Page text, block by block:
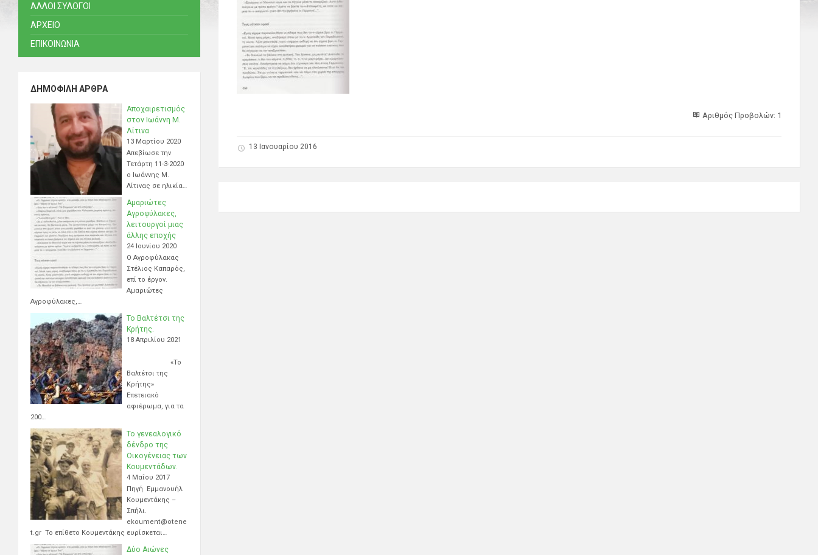
Αριθμός Προβολών: 1
13 Ιανουαρίου 2016
ΑΛΛΟΙ ΣΥΛΟΓΟΙ
ΑΡΧΕΙΟ
ΕΠΙΚΟΙΝΩΝΙΑ
ΔΗΜΟΦΙΛΉ ΆΡΘΡΑ
Αποχαιρετισμός
στον Ιωάννη Μ.
Λίτινα
13 Μαρτίου 2020
Απεβίωσε την
Τετάρτη 11-3-2020
ο Ιωάννης Μ.
Λίτινας σε ηλικία…
Αμαριώτες
Αγροφύλακες,
λειτουργοί μιας
άλλης εποχής
24 Ιουνίου 2020
Ο Αγροφύλακας
Στέλιος Καπαρός,
επί το έργον.
Αμαριώτες
Αγροφύλακες,…
Το Βαλτέτσι της
Κρήτης.
18 Απριλίου 2021
«Το
Βαλτέτσι της
Κρήτης»
Επετειακό
αφιέρωμα, για τα
200…
Το γενεαλογικό
δένδρο της
Οικογένειας των
Κουμεντάδων.
4 Μαΐου 2017
Πηγή Εμμανουήλ
Κουμεντάκης –
Σπήλι.
ekoument@otene
t.gr Το επίθετο Κουμεντάκης ευρίσκεται…
Δύο Αιώνες